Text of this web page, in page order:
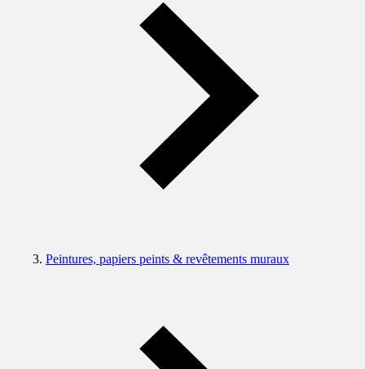
Peintures, papiers peints & revêtements muraux